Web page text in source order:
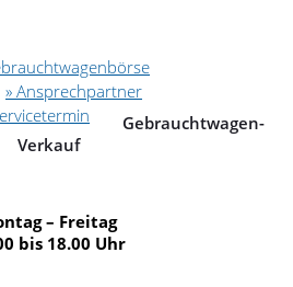
» Ansprechpartner
Gebrauchtwagen-
Verkauf
– Freitag
bis 18.00 Uhr